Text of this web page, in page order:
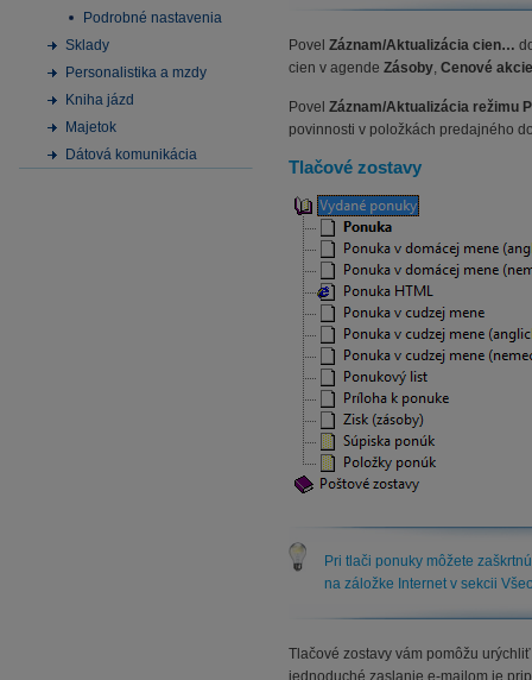
Podrobné nastavenia
Sklady
Personalistika a mzdy
Kniha jázd
Majetok
Dátová komunikácia
Povel Záznam/Aktualizácia cien…
cien v agende Zásoby, Cenové
Povel Záznam/Aktualizácia režimu
povinnosti v položkách predajného
Tlačové zostavy
Pri tlači ponuky môžete
na záložke Internet v sekcii
Tlačové zostavy vám pomôžu
jednoduché zaslanie e-mailom je